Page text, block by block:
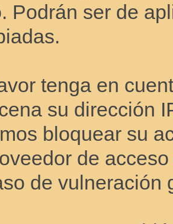
Podrán ser de
tenga en
su dirección
bloquear su
de
de vulneración